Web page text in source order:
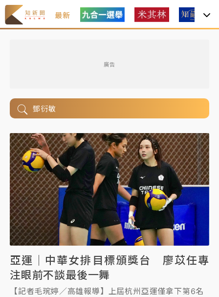
最新
廣告
鄧衍敏
亞運｜中華女排目標頒獎台 廖苡任專
注眼前不談最後一舞
【記者毛琬婷／高雄報導】上屆杭州亞運僅拿下第6名